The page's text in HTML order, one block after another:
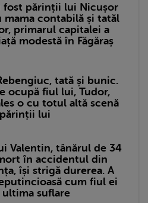
fost părinții lui Nicușor
mama contabilă și tatăl
primarul capitalei a
modestă în Făgăraș
tată și bunic.
ocupă fiul lui, Tudor,
o cu totul altă scenă
lui
Valentin, tânărul de 34
în accidentul din
își strigă durerea. A
cum fiul ei
ultima suflare